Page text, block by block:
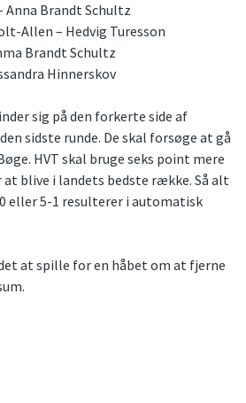
Anna Brandt Schultz
Allen – Hedvig Turesson
Brandt Schultz
Hinnerskov
sig på den forkerte side af
sidste runde. De skal forsøge at gå
HVT skal bruge seks point mere
blive i landets bedste række. Så alt
eller 5-1 resulterer i automatisk
at spille for en håbet om at fjerne